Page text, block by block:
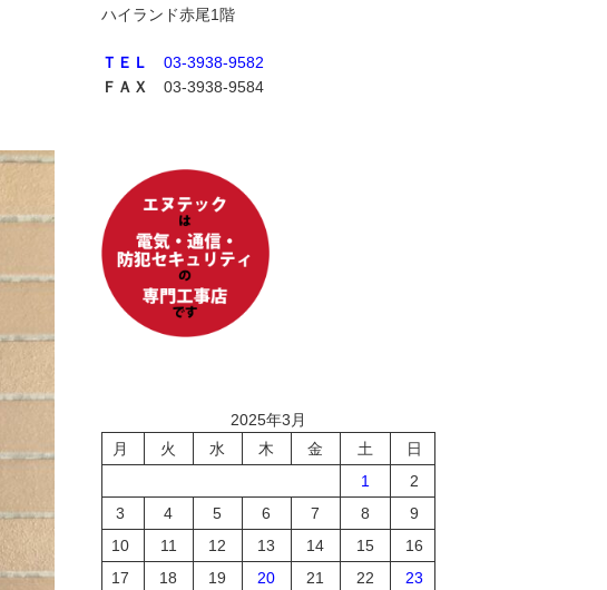
ハイランド赤尾1階
ＴＥＬ
03-3938-9582
ＦＡＸ
03-3938-9584
2025年3月
月
火 水 木 金 土
日
1
2
3
4 5 6 7 8
9
10
11 12 13 14 15
16
17
18 19 20 21 22 23